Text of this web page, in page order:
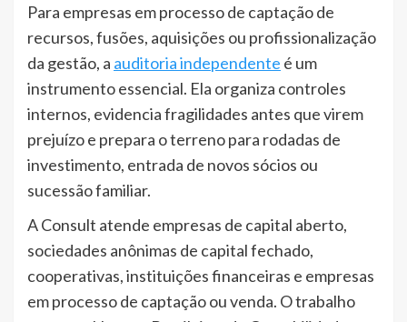
Para empresas em processo de captação de
recursos, fusões, aquisições ou profissionalização
da gestão, a auditoria independente é um
instrumento essencial. Ela organiza controles
internos, evidencia fragilidades antes que virem
prejuízo e prepara o terreno para rodadas de
investimento, entrada de novos sócios ou
sucessão familiar.
A Consult atende empresas de capital aberto,
sociedades anônimas de capital fechado,
cooperativas, instituições financeiras e empresas
em processo de captação ou venda. O trabalho